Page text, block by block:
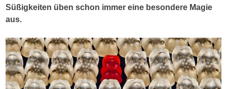
Süßigkeiten üben schon immer eine besondere Magie
aus.